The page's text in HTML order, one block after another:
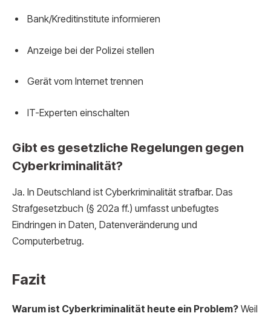
Bank/Kreditinstitute informieren
Anzeige bei der Polizei stellen
Gerät vom Internet trennen
IT-Experten einschalten
Gibt es gesetzliche Regelungen gegen
Cyberkriminalität?
Ja. In Deutschland ist Cyberkriminalität strafbar. Das
Strafgesetzbuch (§ 202a ff.) umfasst unbefugtes
Eindringen in Daten, Datenveränderung und
Computerbetrug.
Fazit
Warum ist Cyberkriminalität heute ein Problem? Weil